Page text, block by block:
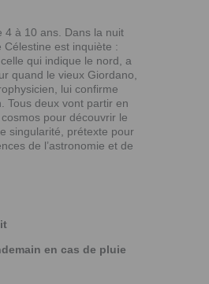
4 à 10 ans. Dans la nuit
Célestine est inquiète :
celle qui indique le nord, a
quand le vieux Giordano,
lui confirme
Tous deux vont partir en
pour découvrir le
singularité, prétexte pour
de l’astronomie et de
en cas de pluie